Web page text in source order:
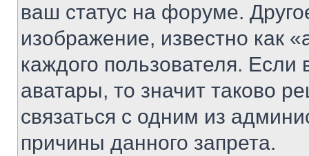
ваш статус на форуме.
изображение, известно как
каждого пользователя.
аватары, то значит таково
связаться с одним из
причины данного запрета.